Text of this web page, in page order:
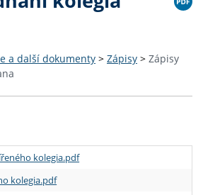
a další dokumenty > Zápisy > Zápisy
kolegia.pdf
kolegia.pdf